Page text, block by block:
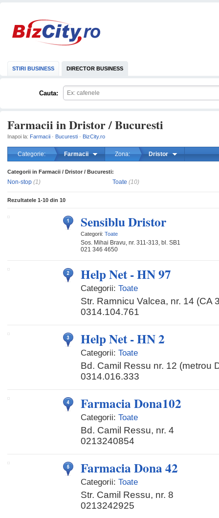
STIRI BUSINESS DIRECTOR BUSINESS
Cauta:
Farmacii in Dristor / Bucuresti
Inapoi la: Farmacii · Bucuresti · BizCity.ro
Categorie: Farmacii Zona: Dristor
Categorii in Farmacii / Dristor / Bucuresti:
Non-stop (1) Toate (10)
Rezultatele 1-10 din 10
Sensiblu Dristor
Categorii: Toate
Sos. Mihai Bravu, nr. 311-313, bl. SB1
021 346 4650
Help Net - HN 97
Categorii: Toate
Str. Ramnicu Valcea, nr. 14 (CA
0314.104.761
Help Net - HN 2
Categorii: Toate
Bd. Camil Ressu nr. 12 (metrou
0314.016.333
Farmacia Dona102
Categorii: Toate
Bd. Camil Ressu, nr. 4
0213240854
Farmacia Dona 42
Categorii: Toate
Str. Camil Ressu, nr. 8
0213242925